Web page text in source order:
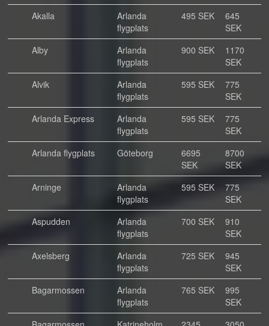
Akalla
Arlanda
flygplats
495 SEK
645
SEK
Alby
Arlanda
flygplats
900 SEK
1170
SEK
Alvik
Arlanda
flygplats
595 SEK
775
SEK
Arlanda Express
Arlanda
flygplats
595 SEK
775
SEK
Arlanda flygplats
Göteborg
6695
SEK
8700
SEK
Arninge
Arlanda
flygplats
595 SEK
775
SEK
Aspudden
Arlanda
flygplats
700 SEK
910
SEK
Axelsberg
Arlanda
flygplats
725 SEK
945
SEK
Bagarmossen
Arlanda
flygplats
765 SEK
995
SEK